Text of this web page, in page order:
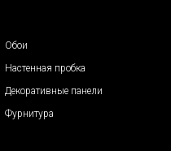
Обои
Настенная пробка
Декоративные панели
Фурнитура